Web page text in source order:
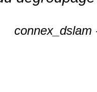
connex_dslam